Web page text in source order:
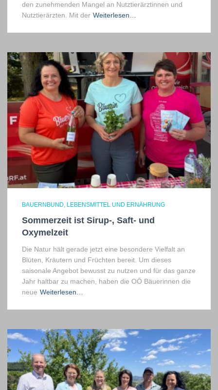
den zunehmenden Mangel an Nutztierärztinnen und
Nutztierärzten. Mit der Weiterlesen…
BAUERNBUND LEBENSMITTEL UND ERNÄHRUNG
Sommerzeit ist Sirup-, Saft- und
Oxymelzeit
Die Natur hält gerade jetzt eine besondere Vielfalt an
Blüten, Kräutern und Früchten bereit. Um dieses
saisonale Angebot bewusst zu nutzen und für das ganze
Jahr haltbar zu machen, haben die OÖ Bäuerinnen die
neue Weiterlesen…